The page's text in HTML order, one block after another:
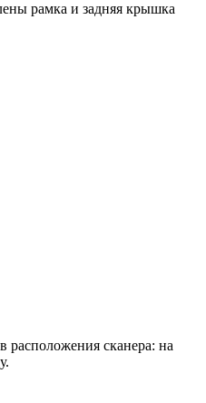
рамка и задняя крышка
расположения сканера: на